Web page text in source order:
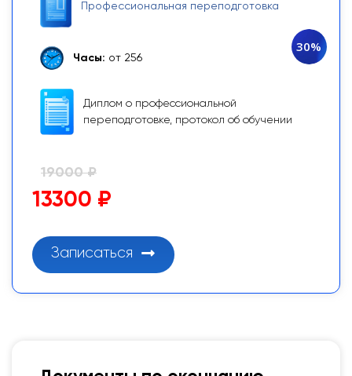
Профессиональная переподготовка
Часы: от 256
Диплом о профессиональной
переподготовке, протокол об обучении
30%
19000 ₽
13300 ₽
Записаться